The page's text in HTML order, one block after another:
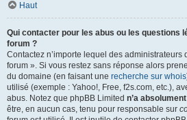
Haut
Qui contacter pour les abus ou les questions
forum ?
Contactez n’importe lequel des administrateurs
forum ». Si vous restez sans réponse alors
du domaine (en faisant une recherche sur whois
utilisé (exemple : Yahoo!, Free, f2s.com, etc.),
abus. Notez que phpBB Limited n’a
être, en aucun cas, tenu pour responsable sur